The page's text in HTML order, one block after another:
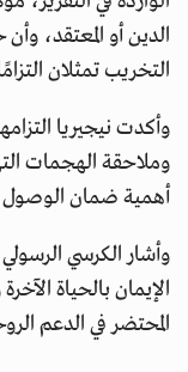
الدين أو المعتقد،
التخريب تمثلان
وأكدت نيجيريا
وملاحقة الهجمات
أهمية ضمان الوصول
وأشار الكرسي
الإيمان بالحياة
المحتضر في الدعم